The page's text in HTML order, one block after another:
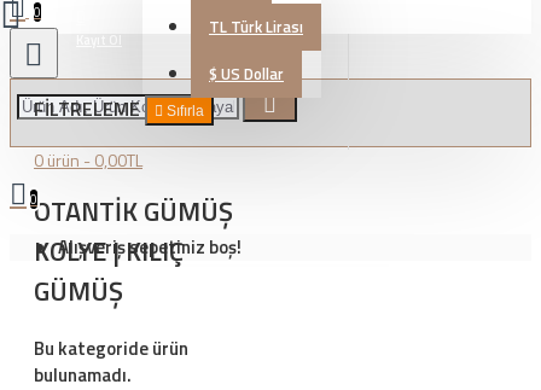
TL Türk Lirası
$ US Dollar
0
0 ürün - 0,00TL
0
Alışveriş sepetiniz boş!
FILTRELEME Sıfırla
OTANTIK GÜMÜŞ
KOLYE | KILIÇ
GÜMÜŞ
Bu kategoride ürün
bulunamadı.